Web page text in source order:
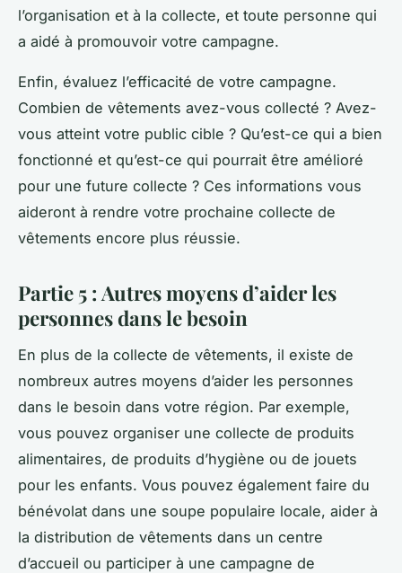
l’organisation et à la collecte, et toute personne qui
a aidé à promouvoir votre campagne.
Enfin, évaluez l’efficacité de votre campagne.
Combien de vêtements avez-vous collecté ? Avez-
vous atteint votre public cible ? Qu’est-ce qui a bien
fonctionné et qu’est-ce qui pourrait être amélioré
pour une future collecte ? Ces informations vous
aideront à rendre votre prochaine collecte de
vêtements encore plus réussie.
Partie 5 : Autres moyens d’aider les
personnes dans le besoin
En plus de la collecte de vêtements, il existe de
nombreux autres moyens d’aider les personnes
dans le besoin dans votre région. Par exemple,
vous pouvez organiser une collecte de produits
alimentaires, de produits d’hygiène ou de jouets
pour les enfants. Vous pouvez également faire du
bénévolat dans une soupe populaire locale, aider à
la distribution de vêtements dans un centre
d’accueil ou participer à une campagne de